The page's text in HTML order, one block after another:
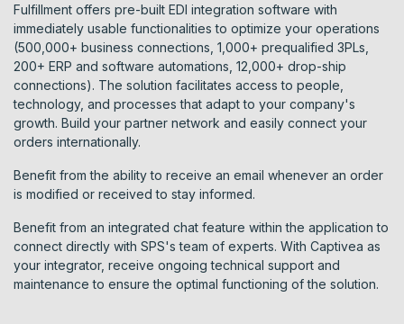
Fulfillment offers pre-built EDI integration software with
immediately usable functionalities to optimize your operations
(500,000+ business connections, 1,000+ prequalified 3PLs,
200+ ERP and software automations, 12,000+ drop-ship
connections). The solution facilitates access to people,
technology, and processes that adapt to your company's
growth. Build your partner network and easily connect your
orders internationally.
Benefit from the ability to receive an email whenever an order
is modified or received to stay informed.
Benefit from an integrated chat feature within the application to
connect directly with SPS's team of experts. With Captivea as
your integrator, receive ongoing technical support and
maintenance to ensure the optimal functioning of the solution.